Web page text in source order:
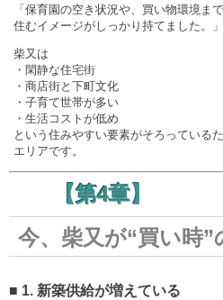
「保育園の空き状況や、買い物環境まで
住むイメージがしっかり持てました。」
柴又は
・閑静な住宅街
・商店街と下町文化
・子育て世帯が多い
・生活コストが低め
という住みやすい要素がそろっている
エリアです。
【第4章】
今、柴又が“買い時”
■ 1. 新築供給が増えている